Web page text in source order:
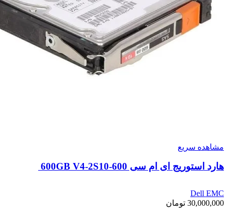
مشاهده سریع
هارد استوریج ای ام سی 600GB V4-2S10-600
Dell EMC
30,000,000 تومان